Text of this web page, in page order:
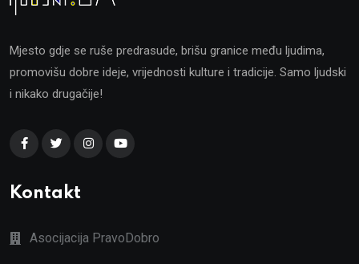
Mjesto gdje se ruše predrasude, brišu granice među ljudima,
promovišu dobre ideje, vrijednosti kulture i tradicije. Samo ljudski
i nikako drugačije!
Kontakt
Asocijacija PravoDobro